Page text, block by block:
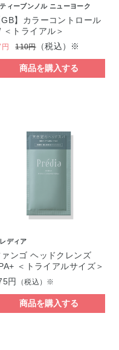
ィーブンノル ニューヨーク
GB】カラーコントロール
＜トライアル＞
110円（税込）※
商品を購入する
ディア
ァンゴ ヘッドクレンズ
＜トライアルサイズ＞
円
（税込）※
商品を購入する